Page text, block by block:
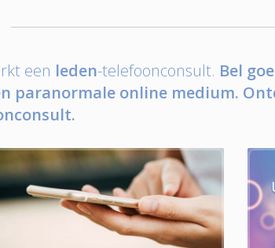
een leden-telefoonconsult. Bel
paranormale online medium.